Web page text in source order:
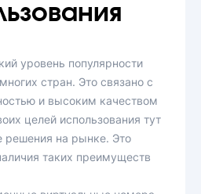
уровень популярности
стран. Это связано с
и высоким качеством
целей использования тут
решения на рынке. Это
таких преимуществ